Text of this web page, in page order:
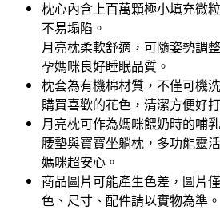
枕心內含上百萬顆極小填充微
不易塌陷。
月亮枕柔軟舒適，可隨姿勢調
孕媽咪良好睡眠品質。
枕套為有機棉材質，不僅可機
購買喜歡的花色，清潔方便好
月亮枕可作為媽咪餵奶時的哺
腰墊與寶寶坐躺枕，多功能靈
媽咪超安心。
商品圖片可能產生色差，圖片
色、尺寸、配件請以實物為準。